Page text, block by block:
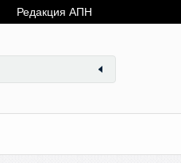
Редакция АПН